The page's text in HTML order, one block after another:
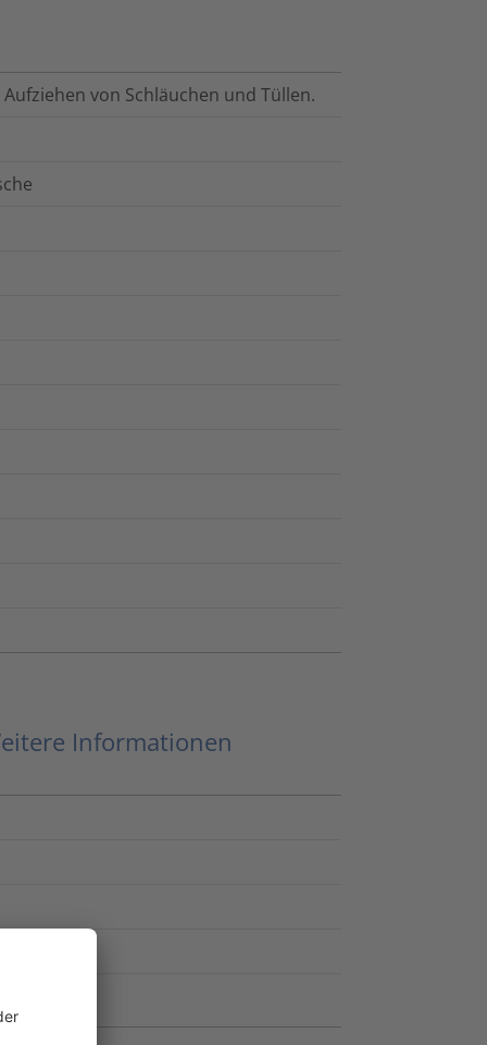
von Schläuchen und Tüllen.
Informationen